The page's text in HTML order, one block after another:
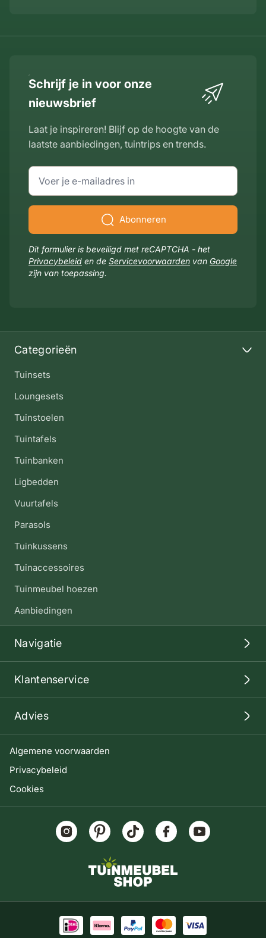
Algemene voorwaarden
Privacybeleid
Cookies
Categorieën
Tuinsets
Loungesets
Tuinstoelen
Tuintafels
Tuinbanken
Ligbedden
Vuurtafels
Parasols
Tuinkussens
Tuinaccessoires
Tuinmeubel hoezen
Aanbiedingen
Navigatie
Klantenservice
Advies
Schrijf je in voor onze
nieuwsbrief
Laat je inspireren! Blijf op de hoogte van de
laatste aanbiedingen, tuintrips en trends.
E-mailadres
Abonneren
Dit formulier is beveiligd met reCAPTCHA - het
Privacybeleid en de Servicevoorwaarden van Google
zijn van toepassing.